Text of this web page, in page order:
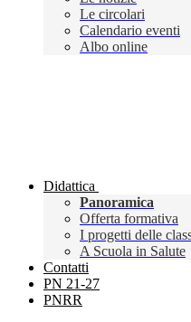
Le circolari
Calendario eventi
Albo online
Didattica
Panoramica
Offerta formativa
I progetti delle
A Scuola in Salute
Contatti
PN 21-27
PNRR